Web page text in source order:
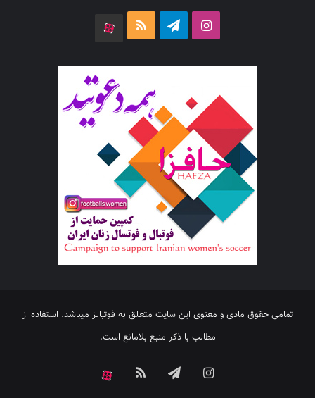
اینستاگرامتلگرام خوراک
تمامی حقوق مادی و معنوی این سایت متعلق به فوتبالز میباشد. استفاده از
مطالب با ذکر منبع بلامانع است.
اینستاگرامتلگرام خوراک